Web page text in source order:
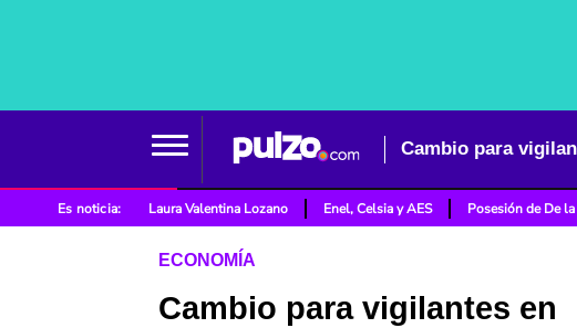
Cambio para
Es noticia: Laura Valentina Lozano Enel, Celsia y AES Posesión de De
ECONOMÍA
Cambio para vigilantes en